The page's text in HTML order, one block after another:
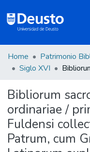
Communities &
All of DSpace
Statistics
Home Patrimonio
Siglo XVI
Bibliorum
ordinariae /
Fuldensi
Patrum, cum